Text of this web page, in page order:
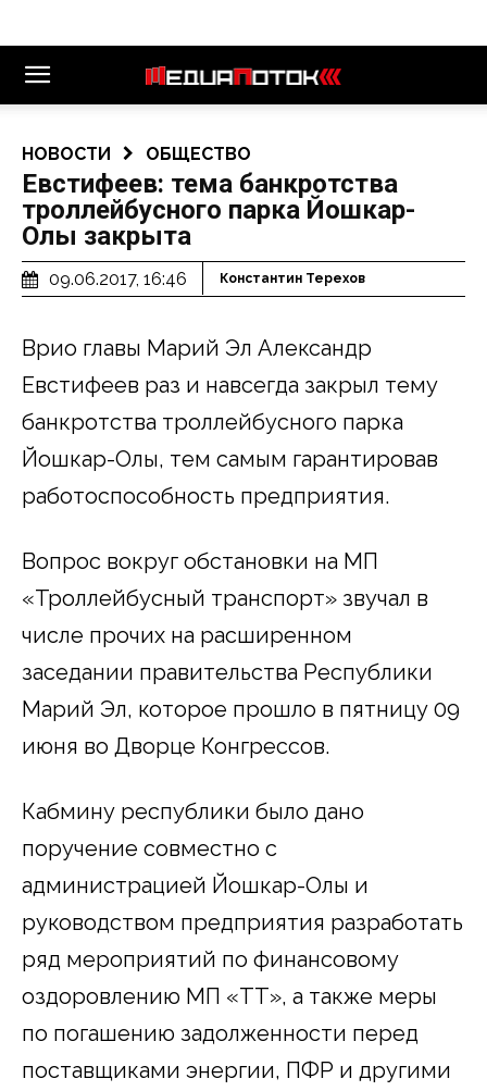
НОВОСТИ ОБЩЕСТВО
Евстифеев: тема банкротства
троллейбусного парка Йошкар-
Олы закрыта
09.06.2017, 16:46 Константин Терехов
Врио главы Марий Эл Александр
Евстифеев раз и навсегда закрыл тему
банкротства троллейбусного парка
Йошкар-Олы, тем самым гарантировав
работоспособность предприятия.
Вопрос вокруг обстановки на МП
«Троллейбусный транспорт» звучал в
числе прочих на расширенном
заседании правительства Республики
Марий Эл, которое прошло в пятницу 09
июня во Дворце Конгрессов.
Кабмину республики было дано
поручение совместно с
администрацией Йошкар-Олы и
руководством предприятия разработать
ряд мероприятий по финансовому
оздоровлению МП «ТТ», а также меры
по погашению задолженности перед
поставщиками энергии, ПФР и другими